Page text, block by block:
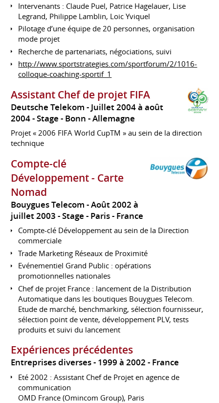
Intervenants : Claude Puel, Patrice Hagelauer, Lise
Legrand, Philippe Lamblin, Loic Yviquel
Pilotage d’une équipe de 20 personnes, organisation
mode projet
Recherche de partenariats, négociations, suivi
http://www.sportstrategies.com/sportforum/2/1016-
colloque-coaching-sportif_1
Assistant Chef de projet FIFA
Deutsche Telekom
Juillet 2004 à août
2004 Stage Bonn Allemagne
Projet « 2006 FIFA World CupTM » au sein de la direction
technique
Compte-clé
Développement - Carte
Nomad
Bouygues Telecom
Août 2002 à
juillet 2003 Stage Paris France
Compte-clé Développement au sein de la Direction
commerciale
Trade Marketing Réseaux de Proximité
Evénementiel Grand Public : opérations
promotionnelles nationales
Chef de projet France : lancement de la Distribution
Automatique dans les boutiques Bouygues Telecom.
Etude de marché, benchmarking, sélection fournisseur,
sélection point de vente, développement PLV, tests
produits et suivi du lancement
Expériences précédentes
Entreprises diverses 1999 à 2002 France
Eté 2002 : Assistant Chef de Projet en agence de
communication
OMD France (Omincom Group), Paris